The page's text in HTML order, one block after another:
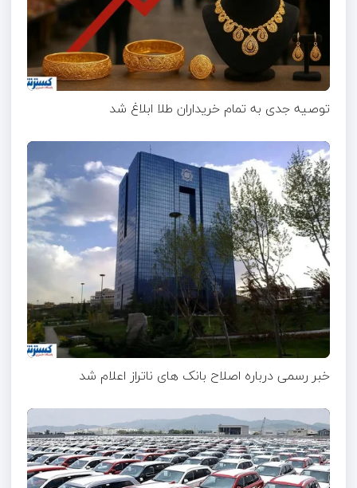
توصیه جدی به تمام خریداران طلا ابلاغ شد
خبر رسمی درباره اصلاح بانک های ناتراز اعلام شد